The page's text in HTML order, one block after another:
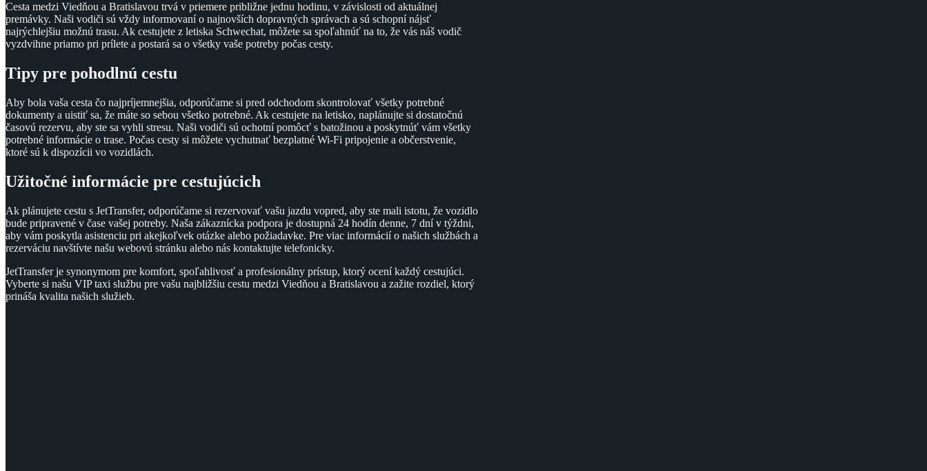
Cesta medzi Viedňou a Bratislavou trvá v priemere približne jednu hodinu, v závislosti od aktuálnej
premávky. Naši vodiči sú vždy informovaní o najnovších dopravných správach a sú schopní nájsť
najrýchlejšiu možnú trasu. Ak cestujete z letiska Schwechat, môžete sa spoľahnúť na to, že vás náš vodič
vyzdvihne priamo pri prílete a postará sa o všetky vaše potreby počas cesty.
Tipy pre pohodlnú cestu
Aby bola vaša cesta čo najpríjemnejšia, odporúčame si pred odchodom skontrolovať všetky potrebné
dokumenty a uistiť sa, že máte so sebou všetko potrebné. Ak cestujete na letisko, naplánujte si dostatočnú
časovú rezervu, aby ste sa vyhli stresu. Naši vodiči sú ochotní pomôcť s batožinou a poskytnúť vám všetky
potrebné informácie o trase. Počas cesty si môžete vychutnať bezplatné Wi-Fi pripojenie a občerstvenie,
ktoré sú k dispozícii vo vozidlách.
Užitočné informácie pre cestujúcich
Ak plánujete cestu s JetTransfer, odporúčame si rezervovať vašu jazdu vopred, aby ste mali istotu, že vozidlo
bude pripravené v čase vašej potreby. Naša zákaznícka podpora je dostupná 24 hodín denne, 7 dní v týždni,
aby vám poskytla asistenciu pri akejkoľvek otázke alebo požiadavke. Pre viac informácií o našich službách a
rezerváciu navštívte našu webovú stránku alebo nás kontaktujte telefonicky.
JetTransfer je synonymom pre komfort, spoľahlivosť a profesionálny prístup, ktorý ocení každý cestujúci.
Vyberte si našu VIP taxi službu pre vašu najbližšiu cestu medzi Viedňou a Bratislavou a zažite rozdiel, ktorý
prináša kvalita našich služieb.